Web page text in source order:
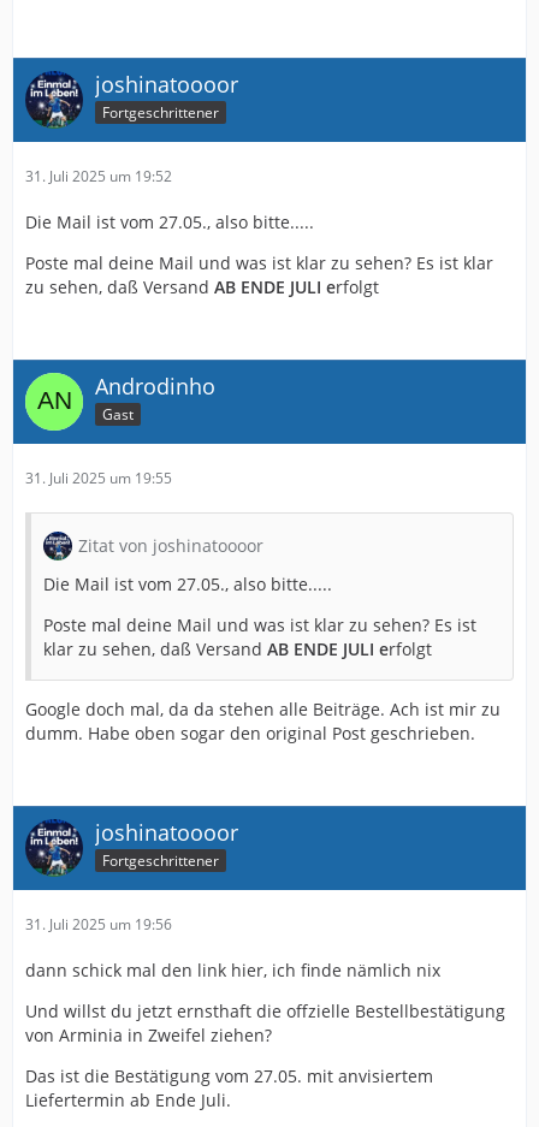
joshinatoooor
Fortgeschrittener
31. Juli 2025 um 19:52
Die Mail ist vom 27.05., also bitte.....
Poste mal deine Mail und was ist klar zu sehen? Es ist klar
zu sehen, daß Versand AB ENDE JULI erfolgt
Androdinho
Gast
31. Juli 2025 um 19:55
Zitat von joshinatoooor
Die Mail ist vom 27.05., also bitte.....
Poste mal deine Mail und was ist klar zu sehen? Es ist
klar zu sehen, daß Versand AB ENDE JULI erfolgt
Google doch mal, da da stehen alle Beiträge. Ach ist mir zu
dumm. Habe oben sogar den original Post geschrieben.
joshinatoooor
Fortgeschrittener
31. Juli 2025 um 19:56
dann schick mal den link hier, ich finde nämlich nix
Und willst du jetzt ernsthaft die offzielle Bestellbestätigung
von Arminia in Zweifel ziehen?
Das ist die Bestätigung vom 27.05. mit anvisiertem
Liefertermin ab Ende Juli.